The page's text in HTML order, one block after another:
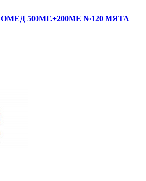
500МГ.+200МЕ №120 МЯТА